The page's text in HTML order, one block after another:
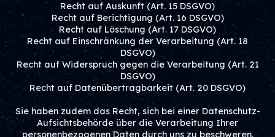
Recht auf Auskunft (Art. 15 DSGVO)
Recht auf Berichtigung (Art. 16 DSGVO)
Recht auf Löschung (Art. 17 DSGVO)
Recht auf Einschränkung der Verarbeitung (Art. 18
DSGVO)
Recht auf Widerspruch gegen die Verarbeitung (Art. 21
DSGVO)
Recht auf Datenübertragbarkeit (Art. 20 DSGVO)
Sie haben zudem das Recht, sich bei einer Datenschutz-
Aufsichtsbehörde über die Verarbeitung Ihrer
personenbezogenen Daten durch uns zu beschweren.